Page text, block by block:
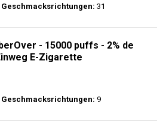
31
- 15000 puffs - 2% de
E-Zigarette
9